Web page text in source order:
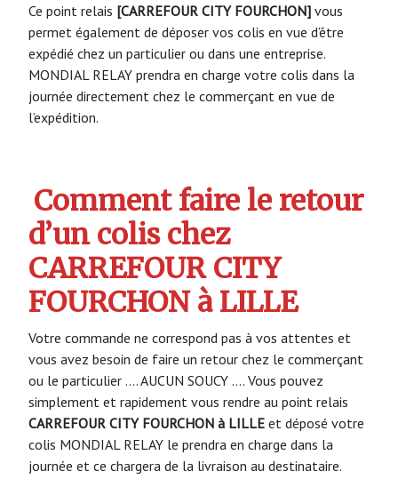
Ce point relais [CARREFOUR CITY FOURCHON] vous
permet également de déposer vos colis en vue d’être
expédié chez un particulier ou dans une entreprise.
MONDIAL RELAY prendra en charge votre colis dans la
journée directement chez le commerçant en vue de
l’expédition.
Comment faire le retour
d’un colis chez
CARREFOUR CITY
FOURCHON à LILLE
Votre commande ne correspond pas à vos attentes et
vous avez besoin de faire un retour chez le commerçant
ou le particulier …. AUCUN SOUCY …. Vous pouvez
simplement et rapidement vous rendre au point relais
CARREFOUR CITY FOURCHON à LILLE et déposé votre
colis MONDIAL RELAY le prendra en charge dans la
journée et ce chargera de la livraison au destinataire.